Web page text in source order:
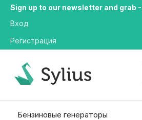
Sign up to our newsletter and grab
Вход
Регистрация
Бензиновые генераторы